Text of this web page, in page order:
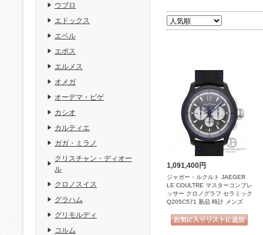
1,091,400円
ジャガー・ルクルト JAEGER
LE COULTRE マスターコンプレ
ッサー クロノグラフ セラミック
Q205C571 新品 時計 メンズ
ウブロ
エドックス
エベル
エポス
エルメス
オメガ
オーデマ・ピゲ
カシオ
カルティエ
ガガ・ミラノ
クリスチャン・ディオー
ル
クロノスイス
グラハム
グリモルディ
コルム